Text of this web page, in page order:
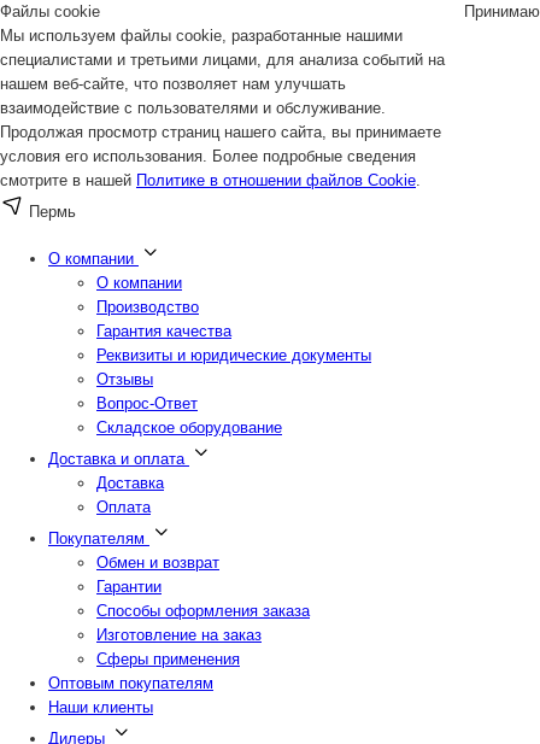
Файлы cookie
Мы используем файлы cookie, разработанные нашими
специалистами и третьими лицами, для анализа событий на
нашем веб-сайте, что позволяет нам улучшать
взаимодействие с пользователями и обслуживание.
Продолжая просмотр страниц нашего сайта, вы принимаете
условия его использования. Более подробные сведения
смотрите в нашей Политике в отношении файлов Cookie.
Принимаю
Пермь
О компании
О компании
Производство
Гарантия качества
Реквизиты и юридические документы
Отзывы
Вопрос-Ответ
Складское оборудование
Доставка и оплата
Доставка
Оплата
Покупателям
Обмен и возврат
Гарантии
Способы оформления заказа
Изготовление на заказ
Сферы применения
Оптовым покупателям
Наши клиенты
Дилеры